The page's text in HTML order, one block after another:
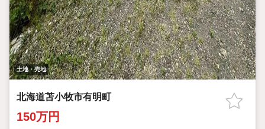
土地・売地
北海道苫小牧市有明町
150万円